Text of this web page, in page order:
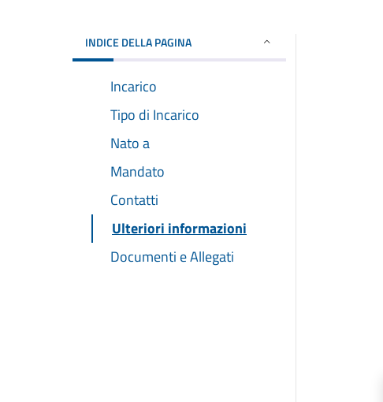
INDICE DELLA PAGINA
Incarico
Tipo di Incarico
Nato a
Mandato
Contatti
Ulteriori informazioni
Documenti e Allegati